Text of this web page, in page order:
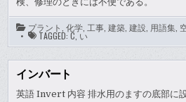
プラント ,化学 工事 ,建築 ,建設 用語集
TAGGED:C ,い
インバート
英語 Invert 内容 排水用のますの底部に